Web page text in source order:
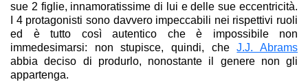
sue 2 figlie, innamoratissime di lui e delle sue eccentricità.
I 4 protagonisti sono davvero impeccabili nei rispettivi ruoli
ed è tutto così autentico che è impossibile non
immedesimarsi: non stupisce, quindi, cheJ.J. Abrams
abbia deciso di produrlo, nonostante il genere non gli
appartenga.